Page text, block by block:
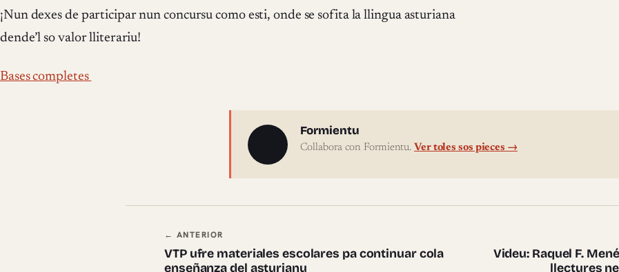
¡Nun dexes de participar nun concursu como esti, onde se sofita la llingua asturiana
dende’l so valor lliterariu!
Bases completes
Sobre l'autor
Formientu
Collabora con Formientu. Ver toles sos pieces →
Navegación ente pieces
← ANTERIOR
VTP ufre materiales escolares pa continuar cola
enseñanza del asturianu
Videu: Raquel F.
llectures